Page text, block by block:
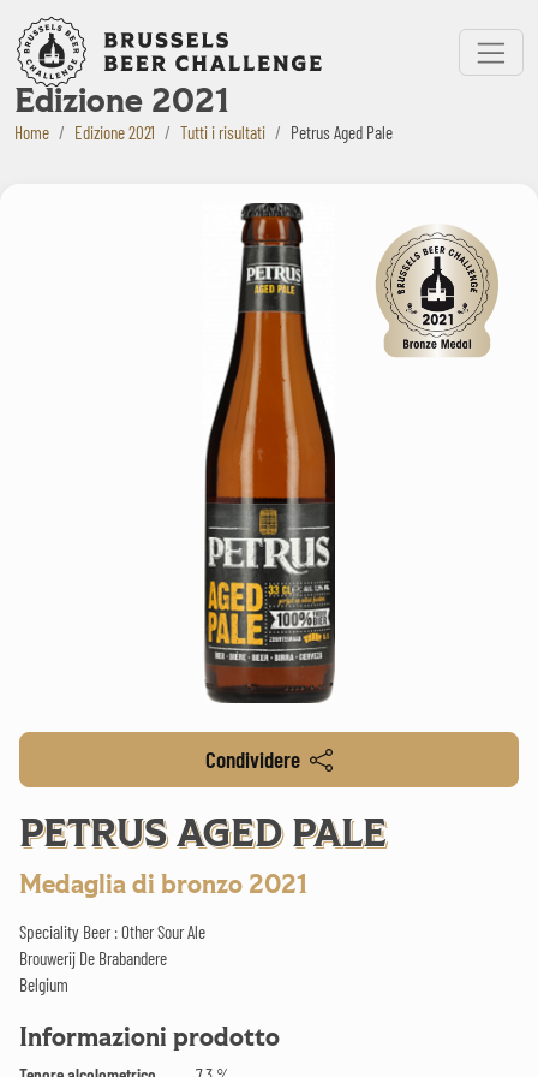
Bruxelles Beer Challenge
Menu
Edizione 2021
Home Edizione 2021 Tutti i risultati Petrus Aged Pale
Condividere
PETRUS AGED PALE
Medaglia di bronzo 2021
Speciality Beer : Other Sour Ale
Brouwerij De Brabandere
Belgium
Informazioni prodotto